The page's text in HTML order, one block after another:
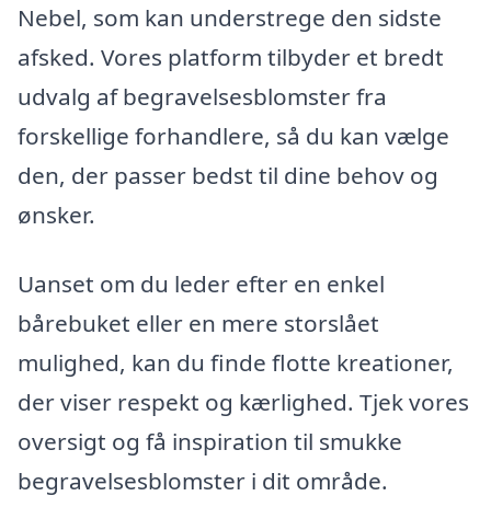
Nebel, som kan understrege den sidste
afsked. Vores platform tilbyder et bredt
udvalg af begravelsesblomster fra
forskellige forhandlere, så du kan vælge
den, der passer bedst til dine behov og
ønsker.
Uanset om du leder efter en enkel
bårebuket eller en mere storslået
mulighed, kan du finde flotte kreationer,
der viser respekt og kærlighed. Tjek vores
oversigt og få inspiration til smukke
begravelsesblomster i dit område.